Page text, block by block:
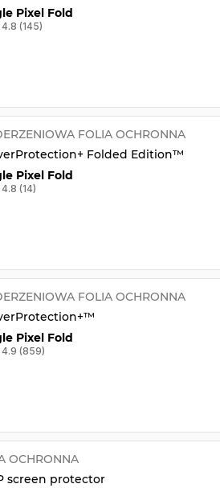
Pixel Fold
4.8 (145)
FOLIA OCHRONNA
Folded Edition™
Pixel Fold
4.8 (14)
FOLIA OCHRONNA
Pixel Fold
4.9 (859)
OCHRONNA
screen protector